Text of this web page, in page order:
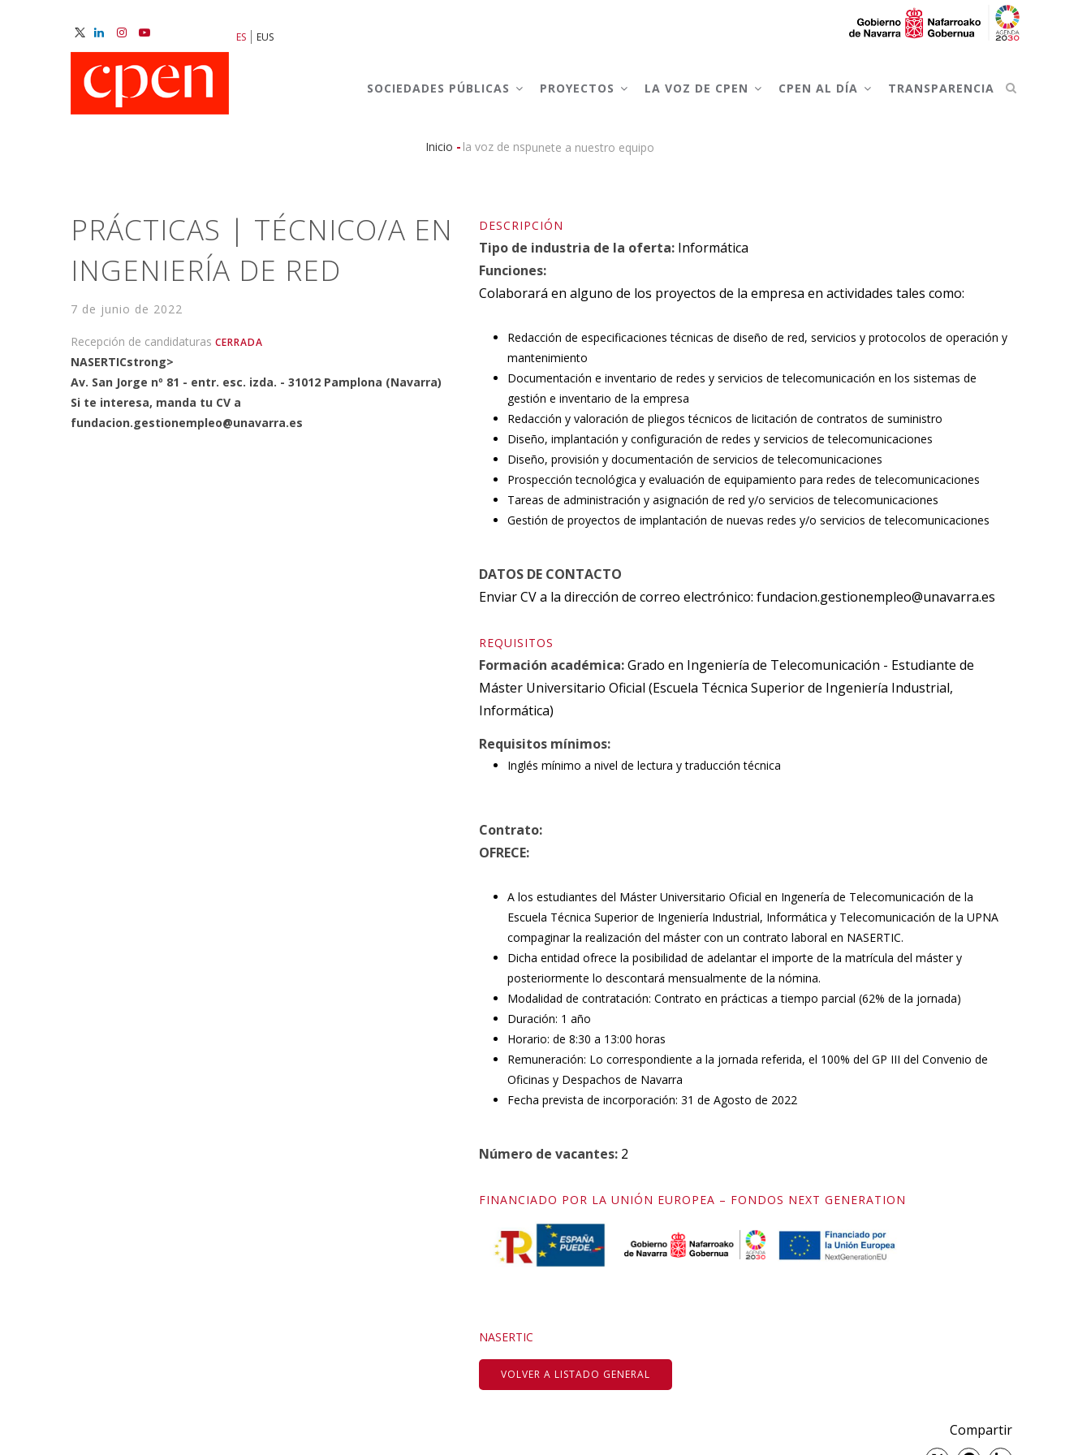
ES EUS
NAVIGATION
SOCIEDADES PÚBLICAS PROYECTOS LA VOZ DE CPEN CPEN AL DÍA TRANSPARENCIA
de
ayuda
navegación
Inicio - la voz de nspunete a nuestro equipo
PRÁCTICAS | TÉCNICO/A EN
INGENIERÍA DE RED
7 de junio de 2022
Recepción de candidaturas CERRADA
NASERTICstrong>
Av. San Jorge nº 81 - entr. esc. izda. - 31012 Pamplona (Navarra)
Si te interesa, manda tu CV a
fundacion.gestionempleo@unavarra.es
DESCRIPCIÓN
Tipo de industria de la oferta:Informática
Funciones:
Colaborará en alguno de los proyectos de la empresa en actividades tales como:
Redacción de especificaciones técnicas de diseño de red, servicios y protocolos de operación y
mantenimiento
Documentación e inventario de redes y servicios de telecomunicación en los sistemas de
gestión e inventario de la empresa
Redacción y valoración de pliegos técnicos de licitación de contratos de suministro
Diseño, implantación y configuración de redes y servicios de telecomunicaciones
Diseño, provisión y documentación de servicios de telecomunicaciones
Prospección tecnológica y evaluación de equipamiento para redes de telecomunicaciones
Tareas de administración y asignación de red y/o servicios de telecomunicaciones
Gestión de proyectos de implantación de nuevas redes y/o servicios de telecomunicaciones
DATOS DE CONTACTO
Enviar CV a la dirección de correo electrónico: fundacion.gestionempleo@unavarra.es
REQUISITOS
Formación académica:Grado en Ingeniería de Telecomunicación - Estudiante de
Máster Universitario Oficial (Escuela Técnica Superior de Ingeniería Industrial,
Informática)
Requisitos mínimos:
Inglés mínimo a nivel de lectura y traducción técnica
Contrato:
OFRECE:
A los estudiantes del Máster Universitario Oficial en Ingenería de Telecomunicación de la
Escuela Técnica Superior de Ingeniería Industrial, Informática y Telecomunicación de la UPNA
compaginar la realización del máster con un contrato laboral en NASERTIC.
Dicha entidad ofrece la posibilidad de adelantar el importe de la matrícula del máster y
posteriormente lo descontará mensualmente de la nómina.
Modalidad de contratación: Contrato en prácticas a tiempo parcial (62% de la jornada)
Duración: 1 año
Horario: de 8:30 a 13:00 horas
Remuneración: Lo correspondiente a la jornada referida, el 100% del GP III del Convenio de
Oficinas y Despachos de Navarra
Fecha prevista de incorporación: 31 de Agosto de 2022
Número de vacantes: 2
FINANCIADO POR LA UNIÓN EUROPEA – FONDOS NEXT GENERATION
NASERTIC
Compartir